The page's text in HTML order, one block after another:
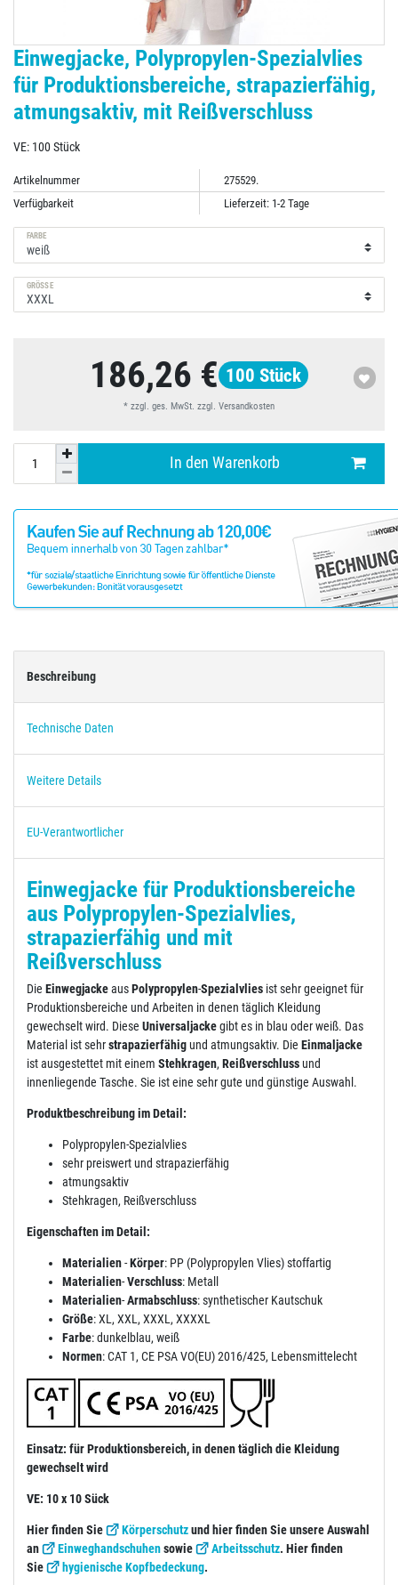
Einwegjacke, Polypropylen-Spezialvlies
für Produktionsbereiche, strapazierfähig,
atmungsaktiv, mit Reißverschluss
VE: 100 Stück
Artikelnummer
275529.
Verfügbarkeit
Lieferzeit: 1-2 Tage
FARBE
GRÖSSE
186,26 € 100 Stück
* zzgl. ges. MwSt. zzgl. Versandkosten
In den Warenkorb
Beschreibung
Technische Daten
Weitere Details
EU-Verantwortlicher
Einwegjacke für Produktionsbereiche
aus Polypropylen-Spezialvlies,
strapazierfähig und mit
Reißverschluss
Die EinwegjackeausPolypropylen-Spezialvlies ist sehr geeignet für
Produktionsbereiche und Arbeiten in denen täglich Kleidung
gewechselt wird. Diese Universaljackegibt es in blau oder weiß. Das
Material ist sehrstrapazierfähigund atmungsaktiv. Die Einmaljacke
ist ausgestettet mit einem Stehkragen, Reißverschlussund
innenliegende Tasche. Sie ist eine sehr gute und günstige Auswahl.
Produktbeschreibung im Detail:
Polypropylen-Spezialvlies
sehr preiswert und strapazierfähig
atmungsaktiv
Stehkragen, Reißverschluss
Eigenschaften im Detail:
Materialien-Körper: PP (Polypropylen Vlies) stoffartig
Materialien-Verschluss: Metall
Materialien-Armabschluss: synthetischer Kautschuk
Größe: XL, XXL, XXXL, XXXXL
Farbe: dunkelblau, weiß
Normen: CAT 1, CE PSA VO(EU) 2016/425, Lebensmittelecht
Einsatz: für Produktionsbereich, in denen täglich die Kleidung
gewechselt wird
VE: 10 x 10 Sück
Hier finden Sie Körperschutzund hier finden Sie unsere Auswahl
an
Einweghandschuhensowie Arbeitsschutz. Hier finden
Sie
hygienische Kopfbedeckung.